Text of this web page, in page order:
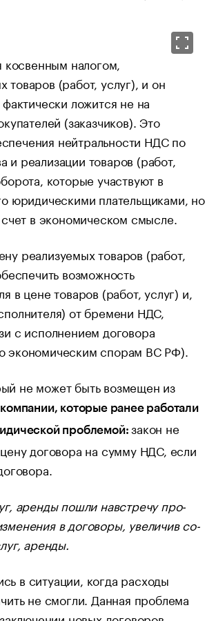
налогом,
(работ, услуг), и он
ложится не на
(заказчиков). Это
нейтральности НДС по
реализации товаров (работ,
которые участвуют в
юридическими плательщиками, но
в экономическом смысле.
реализуемых товаров (работ,
возможность
в цене товаров (работ, услуг) и,
от бремени НДС,
с исполнением договора
экономическим спорам ВС РФ).
не может быть возмещен из
которые ранее работали
проблемой:закон не
договора на сумму НДС, если
аренды пошли навстречу про-
в договоры, увеличив со-
аренды.
в ситуации, когда расходы
не смогли. Данная проблема